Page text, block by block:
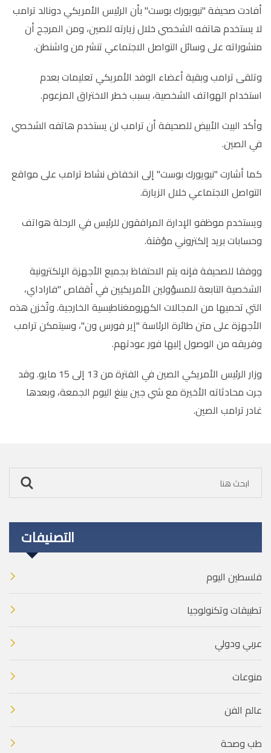
أفادت صحيفة "نيويورك بوست" بأن الرئيس الأمريكي دونالد ترامب
لا يستخدم هاتفه الشخصي خلال زيارته للصين، ومن المرجح أن
منشوراته على وسائل التواصل الاجتماعي تنشر من واشنطن.
وتلقى ترامب وبقية أعضاء الوفد الأمريكي تعليمات بعدم
استخدام الهواتف الشخصية، بسبب خطر الاختراق المزعوم.
وأكد البيت الأبيض للصحيفة أن ترامب لن يستخدم هاتفه الشخصي
في الصين.
كما أشارت "نيويورك بوست" إلى انخفاض نشاط ترامب على مواقع
التواصل الاجتماعي خلال الزيارة.
ويستخدم موظفو الإدارة المرافقون للرئيس في الرحلة هواتف
وحسابات بريد إلكتروني مؤقتة.
ووفقا للصحيفة فإنه يتم الاحتفاظ بجميع الأجهزة الإلكترونية
الشخصية التابعة للمسؤولين الأمريكيين في أقفاص "فاراداي،
التي تحميها من المجالات الكهرومغناطيسية الخارجية. وتُخزن هذه
الأجهزة على متن طائرة الرئاسة "إير فورس ون"، وسيتمكن ترامب
وفريقه من الوصول إليها فور عودتهم.
وزار الرئيس الأمريكي الصين في الفترة من 13 إلى 15 مايو. وقد
جرت محادثاته الأخيرة مع شي جين بينغ اليوم الجمعة، وبعدها
غادر ترامب الصين.
التصنيفات
فلسطين اليوم
تطبيقات وتكنولوجيا
عربي ودولي
منوعات
عالم الفن
طب وصحة